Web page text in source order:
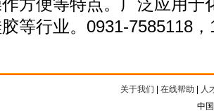
方便等特点。广泛应用于
等行业。0931-7585118
关于我们 在线帮助
人
中